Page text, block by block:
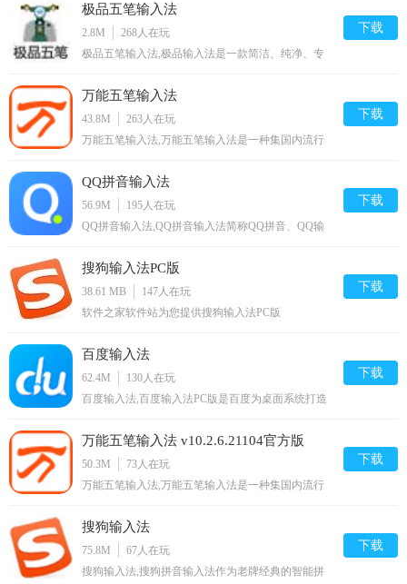
打字根字: 报户口、第一笔、第二笔、末笔，不足补空
格。
打两字词:1、2字前1、2笔。
打三字词:1、2字前1笔，第三字前两笔。
打多字词:1、2、3字前1笔，末字前1笔。
笔画 横一 竖丨 撇丿 捺丶 折乙
编码 H I P N V
助记 横音 象形 撇音 捺音 象形
画“捺”，所有带转折的笔画全部算为“折”。
（2）输入方法：（前4笔+末1笔）共5笔输入，不足5笔
如：
中(ivhio) 国（ivhhh）精（nphih）英（hiiin）
悬浮反查—五笔字根拆分
注：该功能为万能五笔9.9.6及以上版本支持；万能五笔
字根支持国标GB18030字符集；包含27533个汉字。
前的网络同步功能，并且兼容目前强大的搜狗拼音输
入法的所有皮肤,您可以免费下载。
极品五笔输入法
2.8M 268 人在玩
极品五笔输入法,极品输入法是一款简洁、纯净、专
以直接切换到纯五笔输入模式,您可以免费下载。
下载
万能五笔输入法
43.8M 263 人在玩
万能五笔输入法,万能五笔输入法是一种集国内流行
先选择五笔字型高速输入为主的快速输入法,您可以
免费下载。
下载
QQ拼音输入法
56.9M 195 人在玩
QQ拼音输入法,QQ拼音输入法简称QQ拼音、QQ输
入法支持全拼、简拼、双拼三种基本的拼音输入模
式,您可以免费下载。
下载
搜狗输入法PC版
38.61 MB 147 人在玩
软件之家软件站为您提供搜狗输入法PC版
载安装到手机.同时支持便捷的电脑端一键安装功能!
下载
百度输入法
62.4M 130 人在玩
百度输入法,百度输入法PC版是百度为桌面系统打造
索技术，为您提供精准的输入体验,您可以免费下
下载
万能五笔输入法 v10.2.6.21104官方版
50.3M 73 人在玩
万能五笔输入法,万能五笔输入法是一种集国内流行
先选择五笔字型高速输入为主的快速输入法,您可以
免费下载。
下载
搜狗输入法
75.8M 67 人在玩
搜狗输入法,搜狗拼音输入法作为老牌经典的智能拼
下载